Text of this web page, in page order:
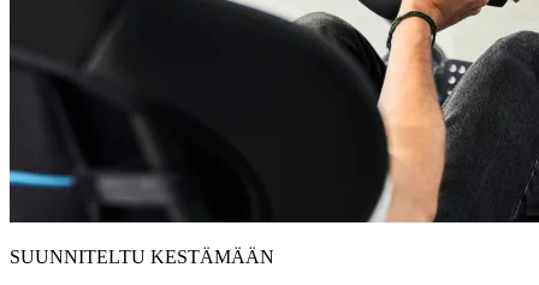
SUUNNITELTU KESTÄMÄÄN